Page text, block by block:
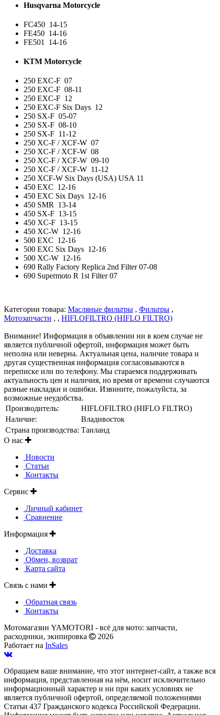
Husqvarna Motorcycle
FC450 14-15
FE450 14-16
FE501
14-16
KTM Motorcycle
250 EXC-F 07
250 EXC-F 08-11
250 EXC-F 12
250 EXC-F Six Days 12
250 SX-F 05-07
250 SX-F 08-10
250 SX-F 11-12
250 XC-F / XCF-W 07
250 XC-F / XCF-W 08
250 XC-F / XCF-W 09-10
250 XC-F / XCF-W 11-12
250 XCF-W Six Days (USA) USA 11
450 EXC 12-16
450 EXC Six Days 12-16
450 SMR 13-14
450 SX-F 13-15
450 XC-F 13-15
450 XC-W 12-16
500 EXC 12-16
500 EXC Six Days 12-16
500 XC-W 12-16
690 Rally Factory Replica 2nd Filter 07-08
690 Supermoto R 1st Filter 07
Категории товара: Масляные фильтры , Фильтры ,
Мотозапчасти , , HIFLOFILTRO (HIFLO FILTRO)
Внимание! Информация в объявлении ни в коем случае не
является публичной офертой, информация может быть
неполна или неверна. Актуальная цена, наличие товара и
другая существенная информация согласовываются в
переписке или по телефону. Мы стараемся поддерживать
актуальность цен и наличия, но время от времени случаются
разные накладки и ошибки. Извините, пожалуйста, за
возможные неудобства.
Производитель:
HIFLOFILTRO (HIFLO FILTRO)
Наличие:
Владивосток
Страна производства: Таиланд
О нас
Новости
Статьи
Контакты
Сервис
Личный кабинет
Сравнение
Информация
Доставка
Обмен, возврат
Карта сайта
Связь с нами
Обратная связь
Контакты
Мотомагазин YAMOTORI - всё для мото: запчасти,
расходники, экипировка
2026
Работает на InSales
Обращаем ваше внимание, что этот интернет-сайт, а также вся
информация, представленная на нём, носит исключительно
информационный характер и ни при каких условиях не
является публичной офертой, определяемой положениями
Статьи 437 Гражданского кодекса Российской Федерации.